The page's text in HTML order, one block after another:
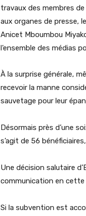
travaux des membres
aux organes de presse,
Anicet Mboumbou
l’ensemble des médias
À la surprise générale,
recevoir la manne
sauvetage pour leur
Désormais près d’une
s’agit de 56
Une décision salutaire
communication en cette
Si la subvention est